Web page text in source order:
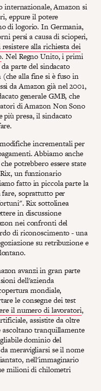
internazionale, Amazon si
eppure il potere
di logorio. In Germania,
persi a causa di scioperi,
alla richiesta dei
. Nel Regno Unito, i primi
parte del sindacato
alla fine si è fuso in
da Amazon già nel 2001,
generale GMB, che
di Amazon Non Sono
più presa, il sindacato
incrementali per
Abbiamo anche
potrebbero essere state
un funzionario
fatto in piccola parte la
soprattutto per
Rix sottolinea
in discussione
nei confronti del
di riconoscimento - una
su retribuzione e
avanzi in gran parte
dell'azienda
mondiale,
le consegne dei test
il numero di lavoratori,
assistite da oltre
tranquillamente
dominio del
meravigliarsi se il nome
nell'immaginario
milioni di chilometri